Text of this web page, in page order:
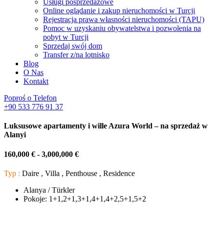
Usługi posprzedażowe
Online oglądanie i zakup nieruchomości w Turcji
Rejestracja prawa własności nieruchomości (TAPU)
Pomoc w uzyskaniu obywatelstwa i pozwolenia na
pobyt w Turcji
Sprzedaj swój dom
Transfer z/na lotnisko
Blog
O Nas
Kontakt
Poproś o Telefon
+90 533 776 91 37
Luksusowe apartamenty i wille Azura World – na sprzedaż w
Alanyi
160,000 € - 3,000,000 €
Typ : Daire , Villa , Penthouse , Residence
Alanya / Türkler
Pokoje: 1+1,2+1,3+1,4+1,4+2,5+1,5+2